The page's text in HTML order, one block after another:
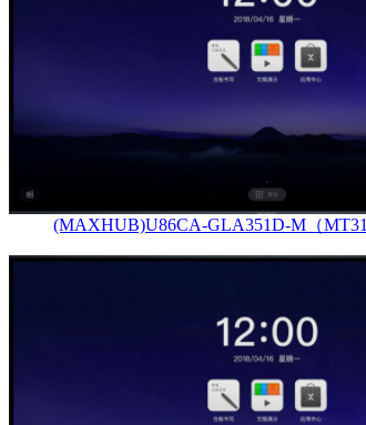
(MAXHUB)U86CA-GLA351D-M（MT31